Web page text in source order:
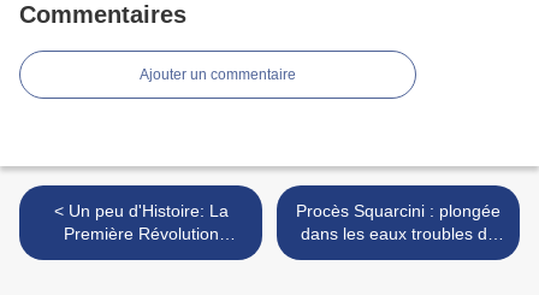
Commentaires
Ajouter un commentaire
< Un peu d'Histoire: La
Première Révolution
française a eu lieu au
Procès Squarcini : plongée
dans les eaux troubles du
renseignement intérieur >